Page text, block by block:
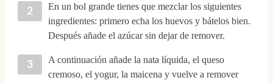
En un bol grande tienes que mezclar los siguientes
ingredientes: primero echa los huevos y bátelos bien.
Después añade el azúcar sin dejar de remover.
A continuación añade la nata líquida, el queso
cremoso, el yogur, la maicena y vuelve a remover